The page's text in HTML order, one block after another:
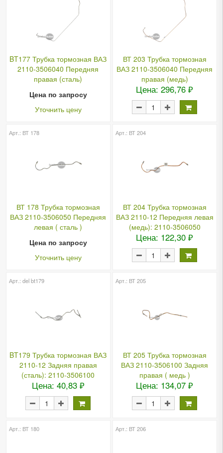
BT177 Трубка тормозная ВАЗ
2110-3506040 Передняя
правая (сталь)
Цена по запросу
Уточнить цену
ВТ 203 Трубка тормозная
ВАЗ 2110-3506040 Передняя
правая (медь)
Цена: 296,76 ₽
Арт.: ВТ 178
ВТ 178 Трубка тормозная
ВАЗ 2110-3506050 Передняя
левая ( сталь )
Цена по запросу
Уточнить цену
Арт.: ВТ 204
ВТ 204 Трубка тормозная
ВАЗ 2110-12 Передняя левая
(медь): 2110-3506050
Цена: 122,30 ₽
Арт.: del bt179
BT179 Трубка тормозная ВАЗ
2110-12 Задняя правая
(сталь): 2110-3506100
Цена: 40,83 ₽
Арт.: ВТ 205
ВТ 205 Трубка тормозная
ВАЗ 2110-3506100 Задняя
правая ( медь )
Цена: 134,07 ₽
Арт.: ВТ 180 Арт.: ВТ 206